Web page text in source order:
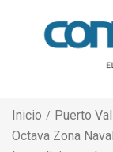
Inicio
Puerto
Octava Zona